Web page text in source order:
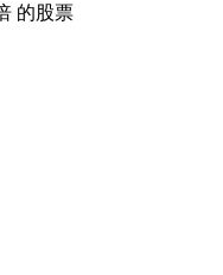
的股票